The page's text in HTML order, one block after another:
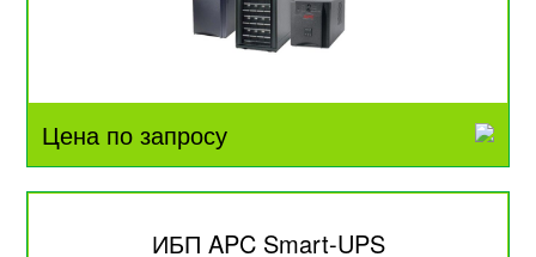
Цена по запросу
ИБП APC Smart-UPS